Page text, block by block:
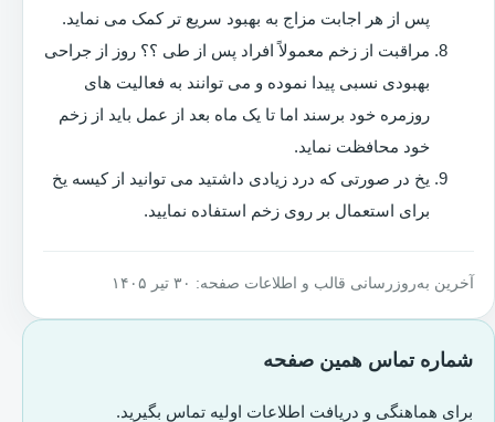
پس از هر اجابت مزاج به بهبود سریع تر کمک می نماید.
مراقبت از زخم معمولاً افراد پس از طی ؟؟ روز از جراحی
بهبودی نسبی پیدا نموده و می توانند به فعالیت های
روزمره خود برسند اما تا یک ماه بعد از عمل باید از زخم
خود محافظت نماید.
یخ در صورتی که درد زیادی داشتید می توانید از کیسه یخ
برای استعمال بر روی زخم استفاده نمایید.
آخرین به‌روزرسانی قالب و اطلاعات صفحه: ۳۰ تیر ۱۴۰۵
شماره تماس همین صفحه
برای هماهنگی و دریافت اطلاعات اولیه تماس بگیرید.